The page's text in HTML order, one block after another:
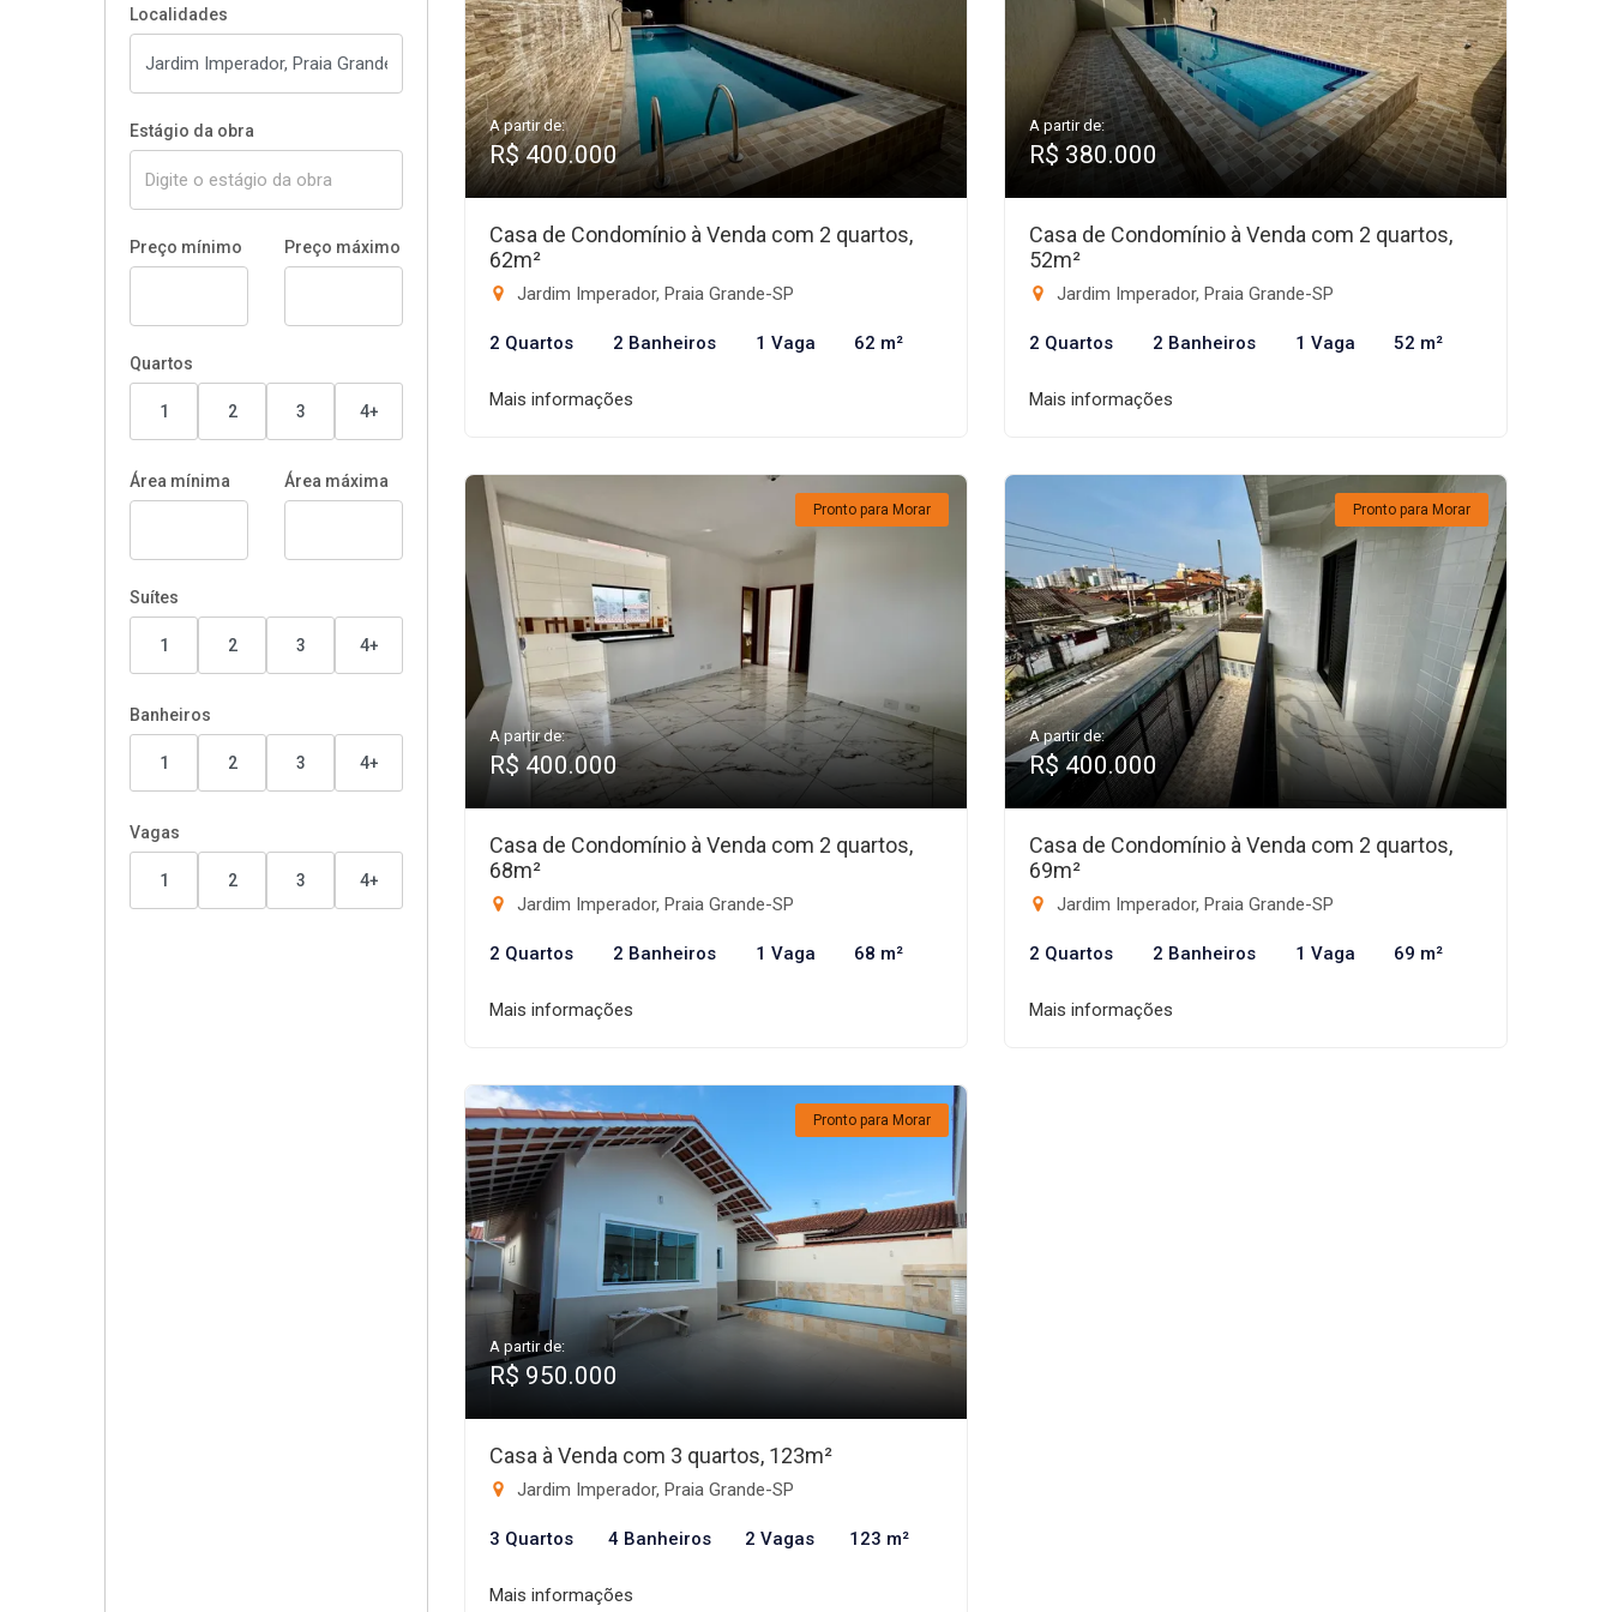
Localidades
Estágio da obra
Preço mínimo Preço máximo
Quartos
1 2 3 4+
Área mínima Área máxima
Suítes
1 2 3 4+
Banheiros
1 2 3 4+
Vagas
1 2 3 4+
A partir de:
R$ 400.000
Casa de Condomínio à Venda com 2 quartos,
62m²
Jardim Imperador, Praia Grande-SP
2 Quartos 2 Banheiros 1 Vaga 62 m²
Mais informações
A partir de:
R$ 380.000
Casa de Condomínio à Venda com 2 quartos,
52m²
Jardim Imperador, Praia Grande-SP
2 Quartos 2 Banheiros 1 Vaga 52 m²
Mais informações
Pronto para Morar
A partir de:
R$ 400.000
Casa de Condomínio à Venda com 2 quartos,
68m²
Jardim Imperador, Praia Grande-SP
2 Quartos 2 Banheiros 1 Vaga 68 m²
Mais informações
Pronto para Morar
A partir de:
R$ 400.000
Casa de Condomínio à Venda com 2 quartos,
69m²
Jardim Imperador, Praia Grande-SP
2 Quartos 2 Banheiros 1 Vaga 69 m²
Mais informações
Pronto para Morar
A partir de:
R$ 950.000
Casa à Venda com 3 quartos, 123m²
Jardim Imperador, Praia Grande-SP
3 Quartos 4 Banheiros 2 Vagas 123 m²
Mais informações